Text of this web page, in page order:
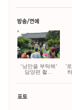
‘낭만을 부탁해’
담양편 촬…
'